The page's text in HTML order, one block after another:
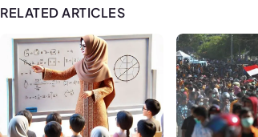
RELATED ARTICLES